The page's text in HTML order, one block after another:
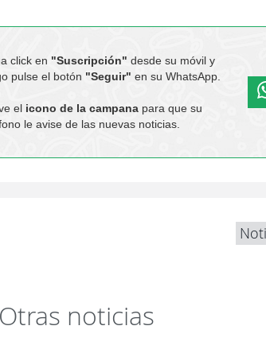
click en "Suscripción" desde su móvil y
pulse el botón "Seguir" en su WhatsApp.
el icono de la campanapara que su
le avise de las nuevas noticias.
Otras noticias